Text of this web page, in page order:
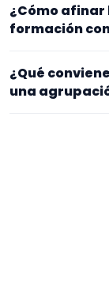
trabajan en
exacto,
¿Cómo afinar
formación
Empieza por
formato que te
agrupación
¿Qué
una